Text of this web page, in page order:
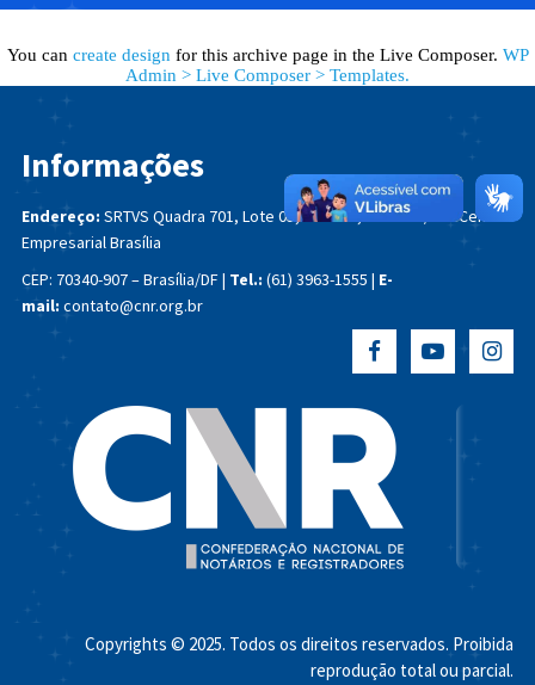
You can create design for this archive page in the Live Composer. WP
Admin > Live Composer > Templates.
Informações
Endereço: SRTVS Quadra 701, Lote 05, Bloco A, Sala 222/234Centro
Empresarial Brasília
CEP: 70340-907 – Brasília/DF | Tel.: (61) 3963-1555 | E-
mail: contato@cnr.org.br
Copyrights © 2025. Todos os direitos reservados. Proibida
reprodução total ou parcial.